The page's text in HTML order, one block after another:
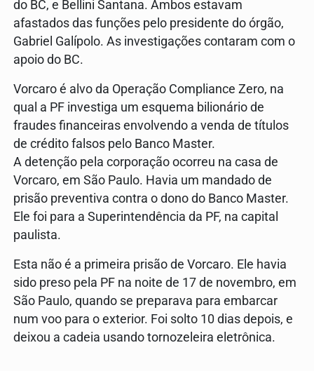
do BC, e Bellini Santana. Ambos estavam
afastados das funções pelo presidente do órgão,
Gabriel Galípolo. As investigações contaram com o
apoio do BC.
Vorcaro é alvo da Operação Compliance Zero, na
qual a PF investiga um esquema bilionário de
fraudes financeiras envolvendo a venda de títulos
de crédito falsos pelo Banco Master.
A detenção pela corporação ocorreu na casa de
Vorcaro, em São Paulo. Havia um mandado de
prisão preventiva contra o dono do Banco Master.
Ele foi para a Superintendência da PF, na capital
paulista.
Esta não é a primeira prisão de Vorcaro. Ele havia
sido preso pela PF na noite de 17 de novembro, em
São Paulo, quando se preparava para embarcar
num voo para o exterior. Foi solto 10 dias depois, e
deixou a cadeia usando tornozeleira eletrônica.